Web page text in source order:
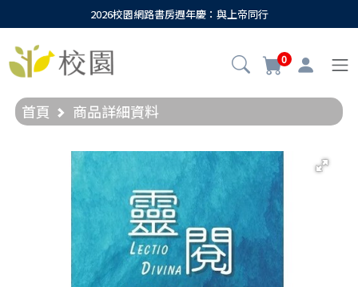
2026校園網路書房週年慶：與上帝同行
0
首頁 商品詳細資料